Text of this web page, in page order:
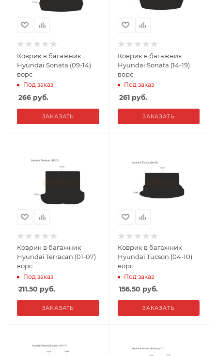
Коврик в багажник
Hyundai Sonata (09-14)
ворс
Под заказ
266 руб.
ЗАКАЗАТЬ
Коврик в багажник
Hyundai Sonata (14-19)
ворс
Под заказ
261руб.
ЗАКАЗАТЬ
Коврик в багажник
Hyundai Terracan (01-07)
ворс
Под заказ
211.50 руб.
ЗАКАЗАТЬ
Коврик в багажник
Hyundai Tucson (04-10)
ворс
Под заказ
156.50 руб.
ЗАКАЗАТЬ